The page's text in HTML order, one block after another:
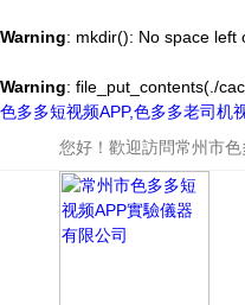
Warning: mkdir(): No space left
Warning: file_put_contents(./
色多多短视频APP,色多多老司机
您好！歡迎訪問常州市